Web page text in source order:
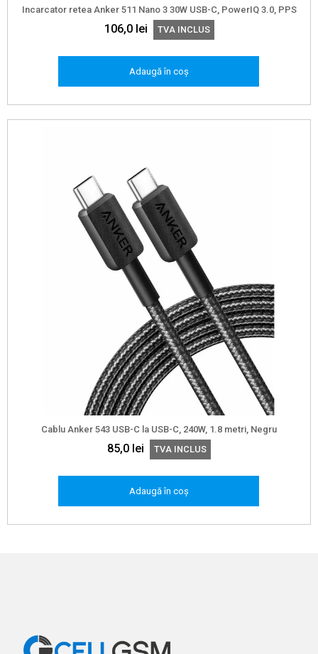
Incarcator retea Anker 511 Nano 3 30W USB-C, PowerIQ 3.0, PPS
106,0 lei TVA INCLUS
Adaugă în coș
Cablu Anker 543 USB-C la USB-C, 240W, 1.8 metri, Negru
85,0 lei TVA INCLUS
Adaugă în coș